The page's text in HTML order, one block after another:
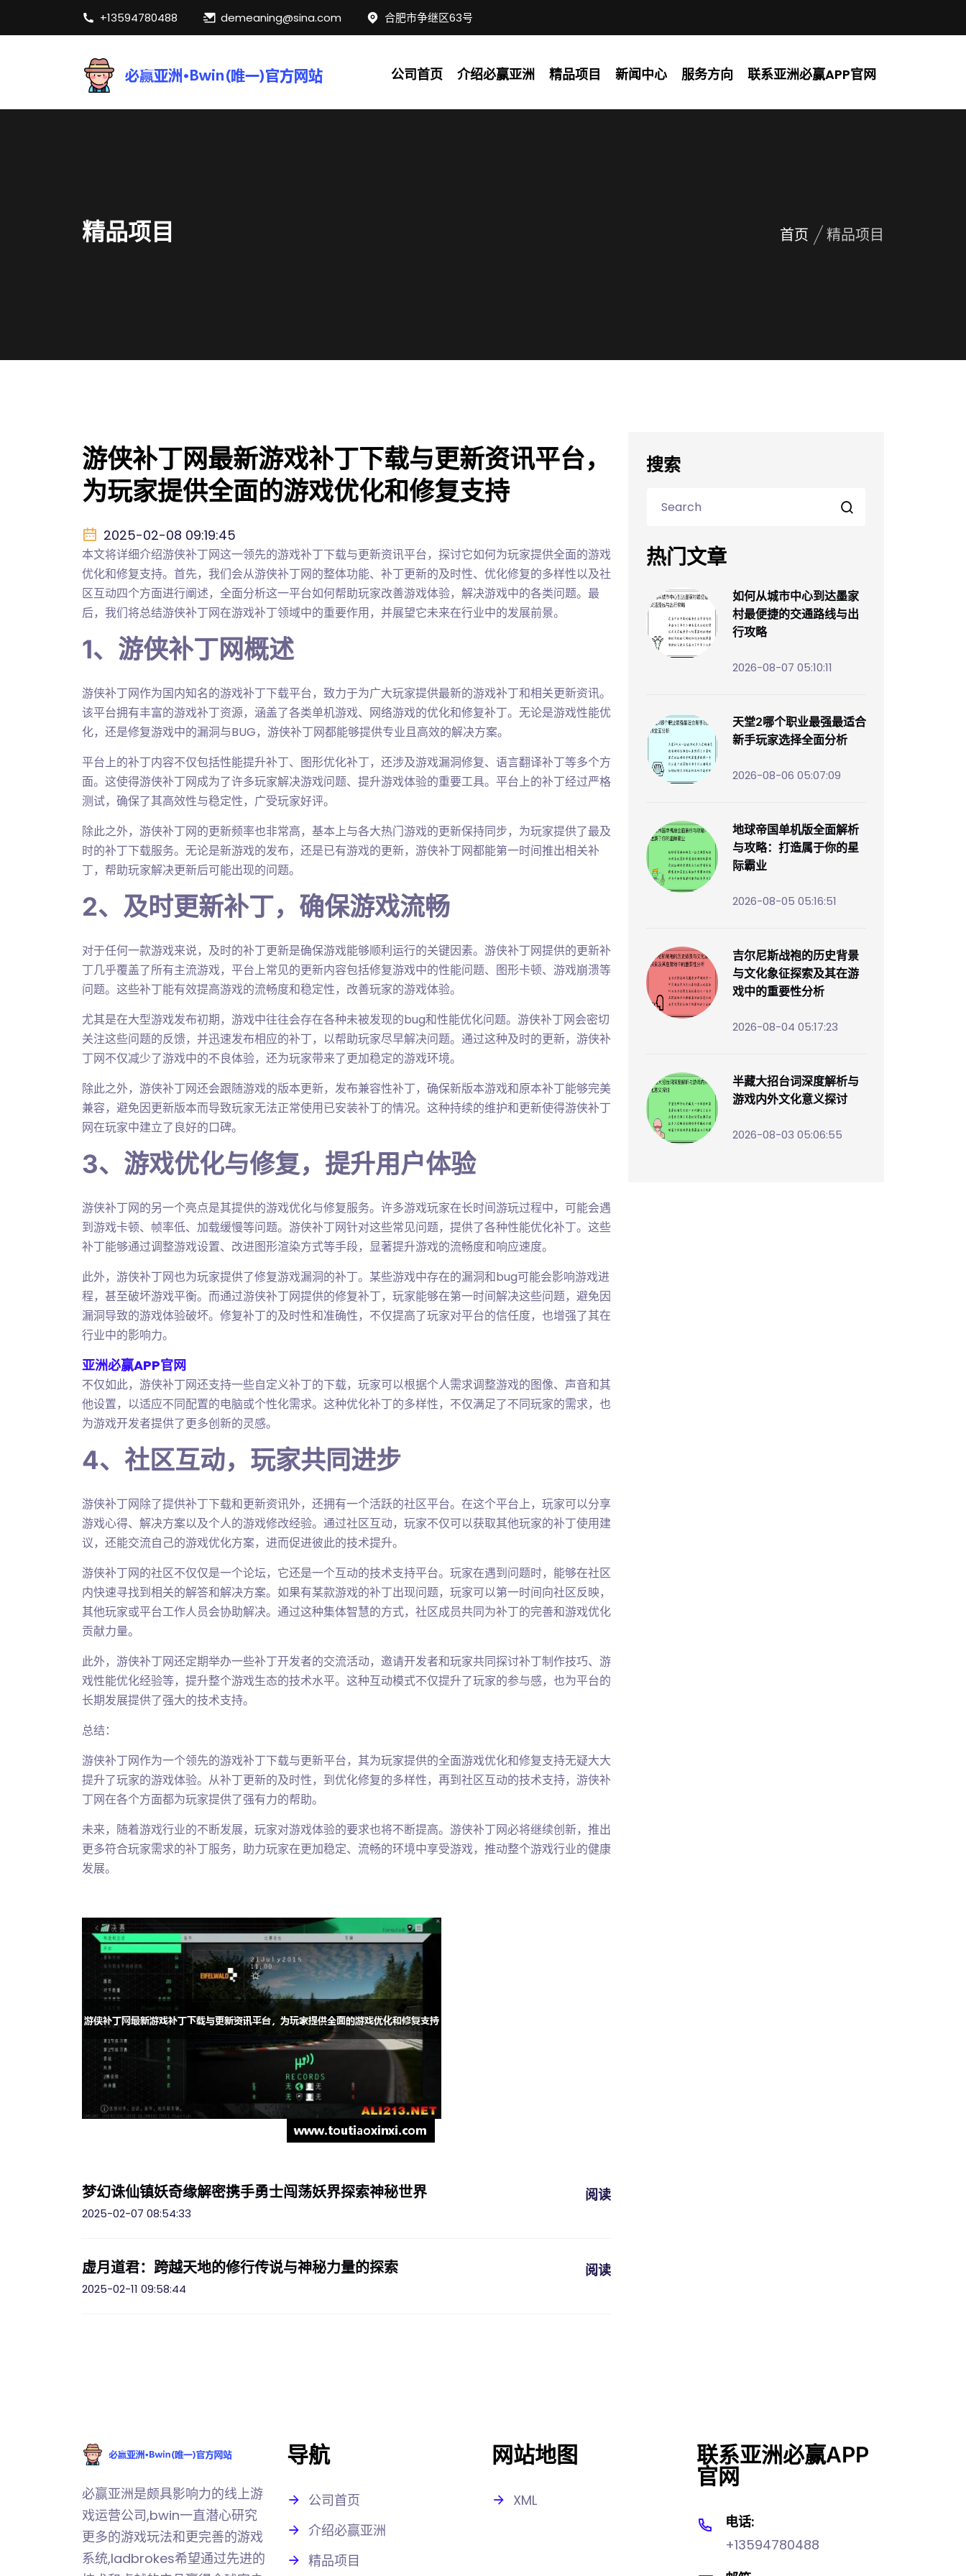
+13594780488 demeaning@sina.com 合肥市争继区63号
公司首页 介绍必赢亚洲 精品项目 新闻中心 服务方向 联系亚洲必赢APP官网
精品项目 首页 精品项目
游侠补丁网最新游戏补丁下载与更新资讯平台，
为玩家提供全面的游戏优化和修复支持
2025-02-08 09:19:45
本文将详细介绍游侠补丁网这一领先的游戏补丁下载与更新资讯平台，探讨它如何为玩家提供全面的游戏
优化和修复支持。首先，我们会从游侠补丁网的整体功能、补丁更新的及时性、优化修复的多样性以及社
区互动四个方面进行阐述，全面分析这一平台如何帮助玩家改善游戏体验，解决游戏中的各类问题。最
后，我们将总结游侠补丁网在游戏补丁领域中的重要作用，并展望它未来在行业中的发展前景。
1、游侠补丁网概述
游侠补丁网作为国内知名的游戏补丁下载平台，致力于为广大玩家提供最新的游戏补丁和相关更新资讯。
该平台拥有丰富的游戏补丁资源，涵盖了各类单机游戏、网络游戏的优化和修复补丁。无论是游戏性能优
化，还是修复游戏中的漏洞与BUG，游侠补丁网都能够提供专业且高效的解决方案。
平台上的补丁内容不仅包括性能提升补丁、图形优化补丁，还涉及游戏漏洞修复、语言翻译补丁等多个方
面。这使得游侠补丁网成为了许多玩家解决游戏问题、提升游戏体验的重要工具。平台上的补丁经过严格
测试，确保了其高效性与稳定性，广受玩家好评。
除此之外，游侠补丁网的更新频率也非常高，基本上与各大热门游戏的更新保持同步，为玩家提供了最及
时的补丁下载服务。无论是新游戏的发布，还是已有游戏的更新，游侠补丁网都能第一时间推出相关补
丁，帮助玩家解决更新后可能出现的问题。
2、及时更新补丁，确保游戏流畅
对于任何一款游戏来说，及时的补丁更新是确保游戏能够顺利运行的关键因素。游侠补丁网提供的更新补
丁几乎覆盖了所有主流游戏，平台上常见的更新内容包括修复游戏中的性能问题、图形卡顿、游戏崩溃等
问题。这些补丁能有效提高游戏的流畅度和稳定性，改善玩家的游戏体验。
尤其是在大型游戏发布初期，游戏中往往会存在各种未被发现的bug和性能优化问题。游侠补丁网会密切
关注这些问题的反馈，并迅速发布相应的补丁，以帮助玩家尽早解决问题。通过这种及时的更新，游侠补
丁网不仅减少了游戏中的不良体验，还为玩家带来了更加稳定的游戏环境。
除此之外，游侠补丁网还会跟随游戏的版本更新，发布兼容性补丁，确保新版本游戏和原本补丁能够完美
兼容，避免因更新版本而导致玩家无法正常使用已安装补丁的情况。这种持续的维护和更新使得游侠补丁
网在玩家中建立了良好的口碑。
3、游戏优化与修复，提升用户体验
游侠补丁网的另一个亮点是其提供的游戏优化与修复服务。许多游戏玩家在长时间游玩过程中，可能会遇
到游戏卡顿、帧率低、加载缓慢等问题。游侠补丁网针对这些常见问题，提供了各种性能优化补丁。这些
补丁能够通过调整游戏设置、改进图形渲染方式等手段，显著提升游戏的流畅度和响应速度。
此外，游侠补丁网也为玩家提供了修复游戏漏洞的补丁。某些游戏中存在的漏洞和bug可能会影响游戏进
程，甚至破坏游戏平衡。而通过游侠补丁网提供的修复补丁，玩家能够在第一时间解决这些问题，避免因
漏洞导致的游戏体验破坏。修复补丁的及时性和准确性，不仅提高了玩家对平台的信任度，也增强了其在
行业中的影响力。
亚洲必赢APP官网
不仅如此，游侠补丁网还支持一些自定义补丁的下载，玩家可以根据个人需求调整游戏的图像、声音和其
他设置，以适应不同配置的电脑或个性化需求。这种优化补丁的多样性，不仅满足了不同玩家的需求，也
为游戏开发者提供了更多创新的灵感。
4、社区互动，玩家共同进步
游侠补丁网除了提供补丁下载和更新资讯外，还拥有一个活跃的社区平台。在这个平台上，玩家可以分享
游戏心得、解决方案以及个人的游戏修改经验。通过社区互动，玩家不仅可以获取其他玩家的补丁使用建
议，还能交流自己的游戏优化方案，进而促进彼此的技术提升。
游侠补丁网的社区不仅仅是一个论坛，它还是一个互动的技术支持平台。玩家在遇到问题时，能够在社区
内快速寻找到相关的解答和解决方案。如果有某款游戏的补丁出现问题，玩家可以第一时间向社区反映，
其他玩家或平台工作人员会协助解决。通过这种集体智慧的方式，社区成员共同为补丁的完善和游戏优化
贡献力量。
此外，游侠补丁网还定期举办一些补丁开发者的交流活动，邀请开发者和玩家共同探讨补丁制作技巧、游
戏性能优化经验等，提升整个游戏生态的技术水平。这种互动模式不仅提升了玩家的参与感，也为平台的
长期发展提供了强大的技术支持。
总结：
游侠补丁网作为一个领先的游戏补丁下载与更新平台，其为玩家提供的全面游戏优化和修复支持无疑大大
提升了玩家的游戏体验。从补丁更新的及时性，到优化修复的多样性，再到社区互动的技术支持，游侠补
丁网在各个方面都为玩家提供了强有力的帮助。
未来，随着游戏行业的不断发展，玩家对游戏体验的要求也将不断提高。游侠补丁网必将继续创新，推出
更多符合玩家需求的补丁服务，助力玩家在更加稳定、流畅的环境中享受游戏，推动整个游戏行业的健康
发展。
梦幻诛仙镇妖奇缘解密携手勇士闯荡妖界探索神秘世界
2025-02-07 08:54:33
阅读
虚月道君：跨越天地的修行传说与神秘力量的探索
2025-02-11 09:58:44
阅读
搜索
热门文章
如何从城市中心到达墨家
村最便捷的交通路线与出
行攻略
2026-08-07 05:10:11
天堂2哪个职业最强最适合
新手玩家选择全面分析
2026-08-06 05:07:09
地球帝国单机版全面解析
与攻略：打造属于你的星
际霸业
2026-08-05 05:16:51
吉尔尼斯战袍的历史背景
与文化象征探索及其在游
戏中的重要性分析
2026-08-04 05:17:23
半藏大招台词深度解析与
游戏内外文化意义探讨
2026-08-03 05:06:55
必赢亚洲是颇具影响力的线上游
戏运营公司,bwin一直潜心研究
更多的游戏玩法和更完善的游戏
系统,ladbrokes希望通过先进的
导航
公司首页
介绍必赢亚洲
精品项目
网站地图
XML
联系亚洲必赢APP
官网
电话:
+13594780488